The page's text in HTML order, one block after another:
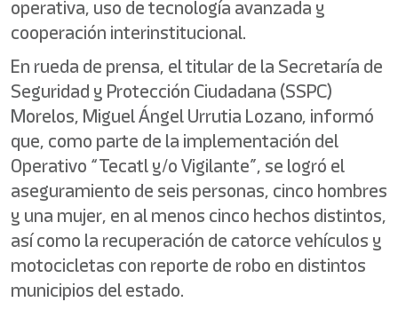
operativa, uso de tecnología avanzada y
cooperación interinstitucional.
En rueda de prensa, el titular de la Secretaría de
Seguridad y Protección Ciudadana (SSPC)
Morelos, Miguel Ángel Urrutia Lozano, informó
que, como parte de la implementación del
Operativo “Tecatl y/o Vigilante”, se logró el
aseguramiento de seis personas, cinco hombres
y una mujer, en al menos cinco hechos distintos,
así como la recuperación de catorce vehículos y
motocicletas con reporte de robo en distintos
municipios del estado.